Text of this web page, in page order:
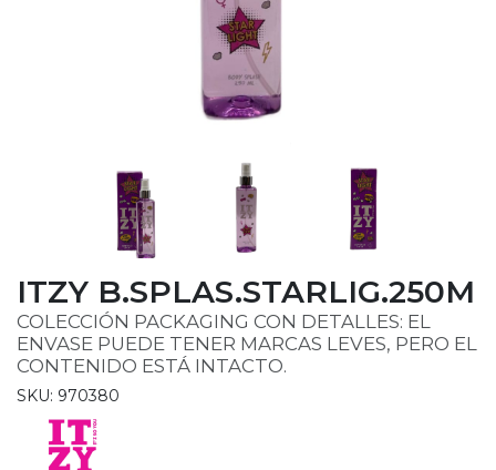
ITZY B.SPLAS.STARLIG.250M
COLECCIÓN PACKAGING CON DETALLES: EL
ENVASE PUEDE TENER MARCAS LEVES, PERO EL
CONTENIDO ESTÁ INTACTO.
SKU: 970380